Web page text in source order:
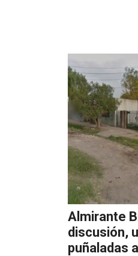
Almirante
discusión,
puñaladas